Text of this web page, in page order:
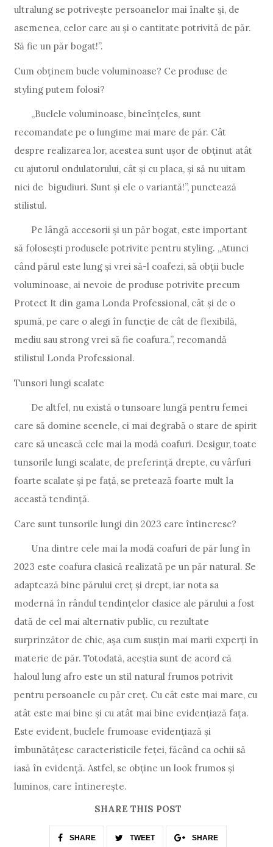
ultralung se potrivește persoanelor mai înalte și, de
asemenea, celor care au și o cantitate potrivită de păr.
Să fie un păr bogat!”.
Cum obținem bucle voluminoase? Ce produse de
styling putem folosi?
„Buclele voluminoase, bineînțeles, sunt
recomandate pe o lungime mai mare de păr. Cât
despre realizarea lor, acestea sunt ușor de obținut atât
cu ajutorul ondulatorului, cât și cu placa, și să nu uitam
nici de bigudiuri. Sunt și ele o variantă!”, punctează
stilistul.
Pe lângă accesorii și un păr bogat, este important
să folosești produsele potrivite pentru styling. „Atunci
când părul este lung și vrei să-l coafezi, să obții bucle
voluminoase, ai nevoie de produse potrivite precum
Protect It din gama Londa Professional, cât și de o
spumă, pe care o alegi în funcție de cât de flexibilă,
mediu sau strong vrei să fie coafura.”, recomandă
stilistul Londa Professional.
Tunsori lungi scalate
De altfel, nu există o tunsoare lungă pentru femei
care să domine scenele, ci mai degrabă o stare de spirit
care să unească cele mai la modă coafuri. Desigur, toate
tunsorile lungi scalate, de preferință drepte, cu vârfuri
foarte scalate și pe față, se pretează foarte mult la
această tendință.
Care sunt tunsorile lungi din 2023 care întineresc?
Una dintre cele mai la modă coafuri de păr lung în
2023 este coafura clasică realizată pe un păr natural. Se
adaptează bine părului creț și drept, iar nota sa
modernă în rândul tendințelor clasice ale părului a fost
dată de cel mai alternativ public, cu rezultate
surprinzător de chic, așa cum susțin mai marii experți în
materie de păr. Totodată, aceștia sunt de acord că
haloul lung afro este un stil natural frumos potrivit
pentru persoanele cu păr creț. Cu cât este mai mare, cu
atât este mai bine și cu atât mai bine evidențiază fața.
Este evident, buclele frumoase evidențiază și
îmbunătățesc caracteristicile feței, făcând ca ochii să
iasă în evidență. Astfel, se obține un look frumos și
luminos, care întinerește.
SHARE THIS POST
SHARE TWEET SHARE